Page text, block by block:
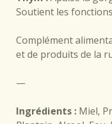
Soutient les
Complément
et de produits de la
—
Ingrédients :Miel,